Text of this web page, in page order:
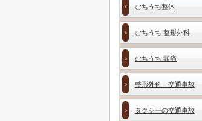
むちうち整体
むちうち 整形外科
むちうち 頭痛
整形外科 交通事故
タクシーの交通事故